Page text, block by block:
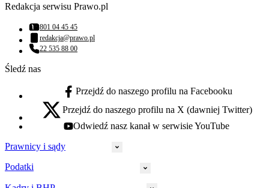
Redakcja serwisu Prawo.pl
Numer telefonu:
801 04 45 45
Adres email:
redakcja@prawo.pl
Numer telefonu:
22 535 88 00
Śledź nas
facebook - otwiera się w nowej karcie
Przejdź do naszego profilu na Facebooku
x - otwiera się w nowej karcie
Przejdź do naszego profilu na X (dawniej Twitter)
youtube - otwiera się w nowej karcie
Odwiedź nasz kanał w serwisie YouTube
Prawnicy i sądy
Podatki